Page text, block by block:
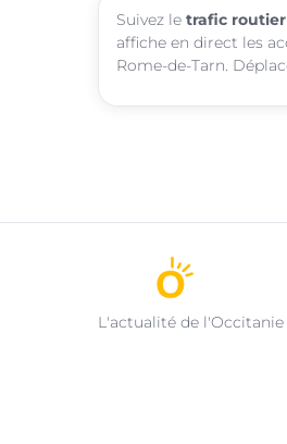
Suivez le trafic routier
affiche en direct les
Rome-de-Tarn.
L'actualité de